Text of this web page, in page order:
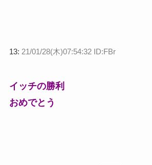
13: 21/01/28(木)07:54:32 ID:FBr
イッチの勝利
おめでとう